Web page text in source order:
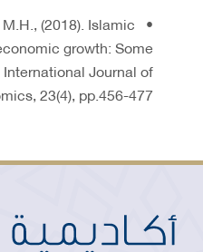
(2018). Islamic
growth: Some
Journal of
23(4), pp.456-477.